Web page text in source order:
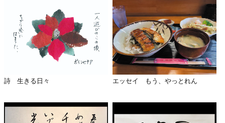
詩 生きる日々 エッセイ もう、やっとれん